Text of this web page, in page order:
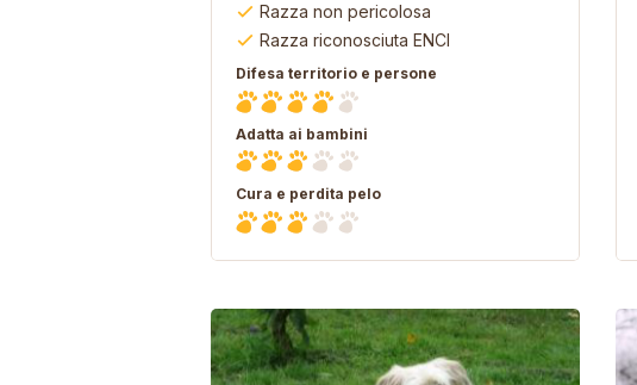
Razza non pericolosa
Razza riconosciuta ENCI
Difesa territorio e persone
Adatta ai bambini
Cura e perdita pelo